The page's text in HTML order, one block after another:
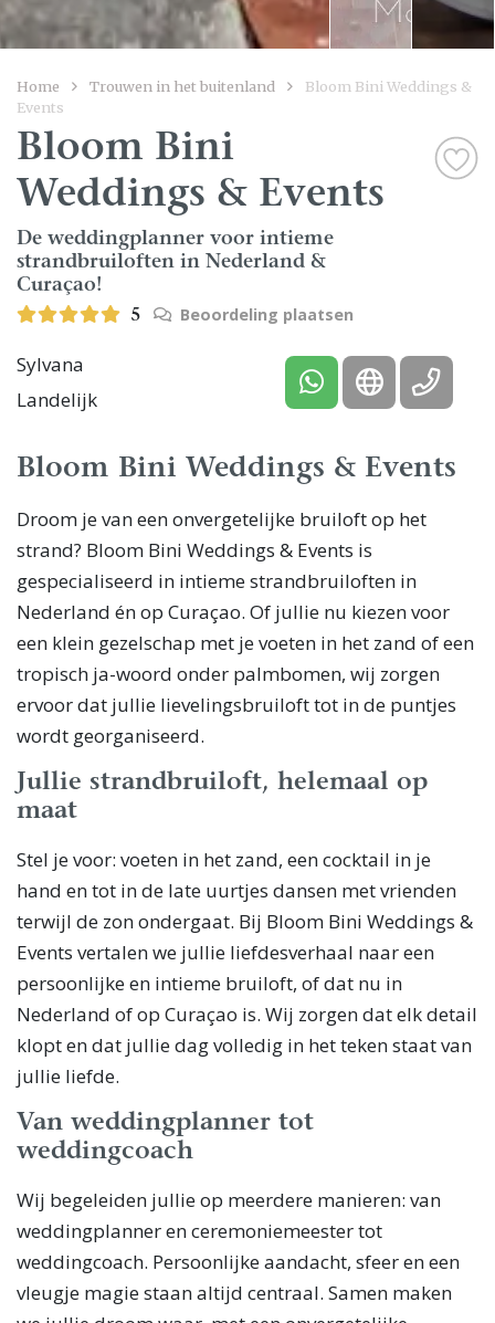
Home Trouwen in het buitenland
Bloom Bini Weddings &
Events
Bloom Bini
Weddings & Events
De weddingplanner voor intieme
strandbruiloften in Nederland &
Curaçao!
5 Beoordeling plaatsen
Sylvana
Landelijk
Bloom Bini Weddings & Events
Droom je van een onvergetelijke bruiloft op het
strand? Bloom Bini Weddings & Events is
gespecialiseerd in intieme strandbruiloften in
Nederland én op Curaçao. Of jullie nu kiezen voor
een klein gezelschap met je voeten in het zand of een
tropisch ja-woord onder palmbomen, wij zorgen
ervoor dat jullie lievelingsbruiloft tot in de puntjes
wordt georganiseerd.
Jullie strandbruiloft, helemaal op
maat
Stel je voor: voeten in het zand, een cocktail in je
hand en tot in de late uurtjes dansen met vrienden
terwijl de zon ondergaat. Bij Bloom Bini Weddings &
Events vertalen we jullie liefdesverhaal naar een
persoonlijke en intieme bruiloft, of dat nu in
Nederland of op Curaçao is. Wij zorgen dat elk detail
klopt en dat jullie dag volledig in het teken staat van
jullie liefde.
Van weddingplanner tot
weddingcoach
Wij begeleiden jullie op meerdere manieren: van
weddingplanner en ceremoniemeester tot
weddingcoach. Persoonlijke aandacht, sfeer en een
vleugje magie staan altijd centraal. Samen maken